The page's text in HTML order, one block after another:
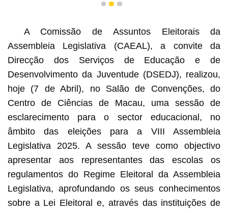
convidados.
1 2 3
A Comissão de Assuntos Eleitorais da
Assembleia Legislativa (CAEAL), a convite da
Direcção dos Serviços de Educação e de
Desenvolvimento da Juventude (DSEDJ), realizou,
hoje (7 de Abril), no Salão de Convenções, do
Centro de Ciências de Macau, uma sessão de
esclarecimento para o sector educacional, no
âmbito das eleições para a VIII Assembleia
Legislativa 2025. A sessão teve como objectivo
apresentar aos representantes das escolas os
regulamentos do Regime Eleitoral da Assembleia
Legislativa, aprofundando os seus conhecimentos
sobre a Lei Eleitoral e, através das instituições de